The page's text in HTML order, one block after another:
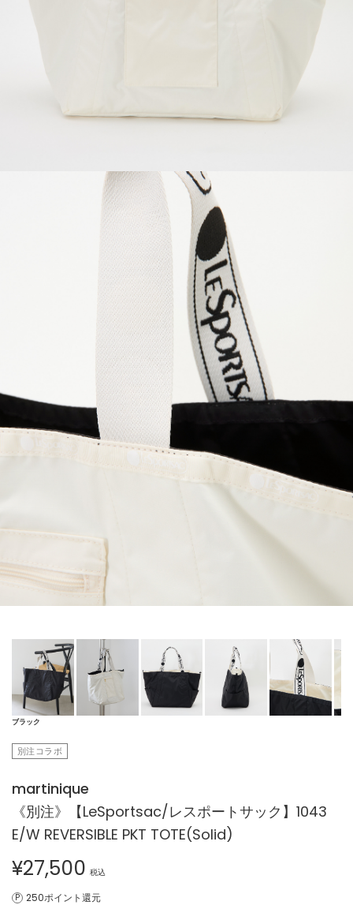
ブラック
別注コラボ
martinique
《別注》【LeSportsac/レスポートサック】1043
E/W REVERSIBLE PKT TOTE(Solid)
¥27,500 税込
250ポイント還元